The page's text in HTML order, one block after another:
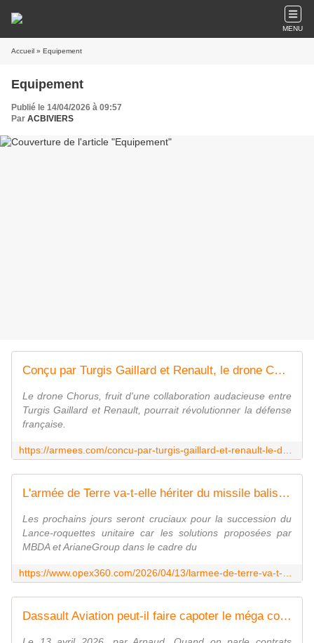
MENU
Accueil » Equipement
Equipement
Publié le 14/04/2026 à 09:57
Par ACBIVIERS
Conçu par Turgis Gaillard et Renault, le drone Chorus promet 500 kg de charge sur 3 000 km : les militaires n'attendaient plus ce format
Le drone Chorus, fruit d'une collaboration audacieuse entre
Turgis Gaillard et Renault, pourrait révolutionner la défense
française.
L'armée de Terre va-t-elle hériter du missile balistique sol-sol de longue portée prévu par la LPM 2024-30 actualisée ? - Zone Militaire
Les prochains jours seront cruciaux pour la succession du
Lance-roquettes unitaire car les solutions proposées par
MBDA et ArianeGroup dans le cadre du
Dassault Aviation peut-il faire capoter le méga contrat Rafale avec l'Inde ? - avionslegendaires.net